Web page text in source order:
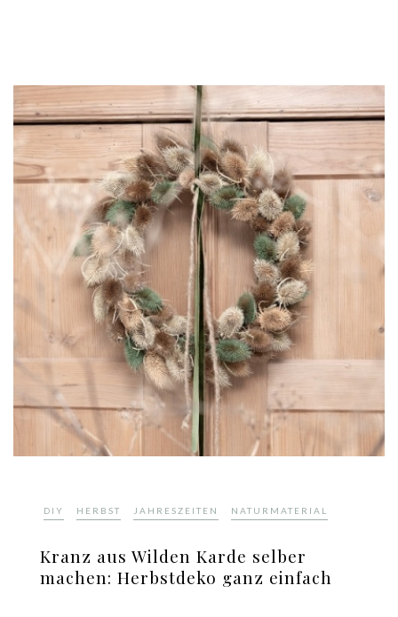
DIY HERBST JAHRESZEITEN NATURMATERIAL
Kranz aus Wilden Karde selber
machen: Herbstdeko ganz einfach